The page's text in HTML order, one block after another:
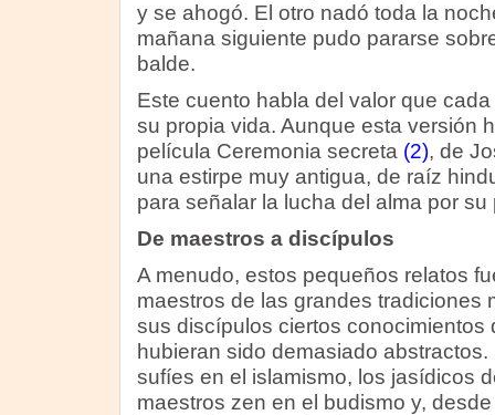
y se ahogó. El otro nadó toda la
mañana siguiente pudo pararse
balde.
Este cuento habla del valor que
su propia vida. Aunque esta versión
película Ceremonia secreta (2), de
una estirpe muy antigua, de raíz
para señalar la lucha del alma por su
De maestros a discípulos
A menudo, estos pequeños relatos
maestros de las grandes tradiciones
sus discípulos ciertos conocimientos
hubieran sido demasiado
sufíes en el islamismo, los jasídicos
maestros zen en el budismo y,